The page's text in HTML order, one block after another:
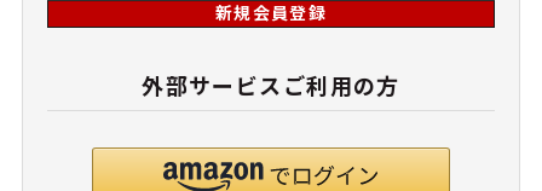
新規会員登録
外部サービスご利用の方